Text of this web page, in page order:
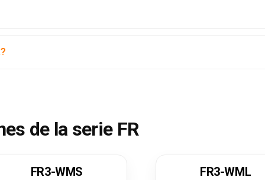
de la serie FR
FR3-WMS
FR3-WML